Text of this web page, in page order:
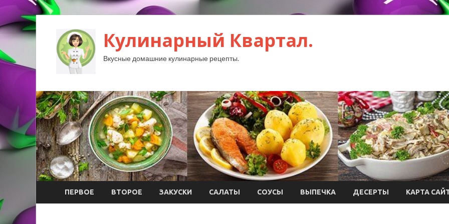
Кулинарный Квартал.
Вкусные домашние кулинарные рецепты.
ПЕРВОЕ ВТОРОЕ ЗАКУСКИ САЛАТЫ СОУСЫ ВЫПЕЧКА ДЕСЕРТЫ КАРТА